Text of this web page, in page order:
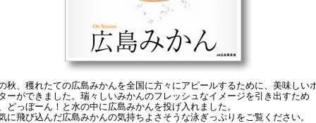
秋、穫れたての広島みかんを全国に方々にアピールするために、美味しい
ーができました。瑞々しいみかんのフレッシュなイメージを引き出すため
どっぼーん！と水の中に広島みかんを投げ入れました。
に飛び込んだ広島みかんの気持ちよさそうな泳ぎっぷりをご覧ください。